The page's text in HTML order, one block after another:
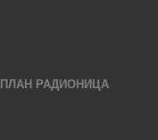
ПЛАН РАДИОНИЦА